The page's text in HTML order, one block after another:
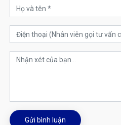
Gửi bình luận